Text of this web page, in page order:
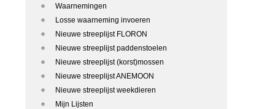
Waarnemingen
Losse waarneming invoeren
Nieuwe streeplijst FLORON
Nieuwe streeplijst paddenstoelen
Nieuwe streeplijst (korst)mossen
Nieuwe streeplijst ANEMOON
Nieuwe streeplijst weekdieren
Mijn Lijsten